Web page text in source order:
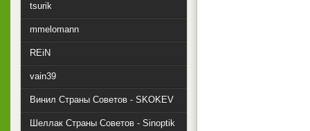
tsurik
mmelomann
REiN
vain39
Винил Страны Советов - SKOKEV
Шеллак Страны Советов - Sinoptik